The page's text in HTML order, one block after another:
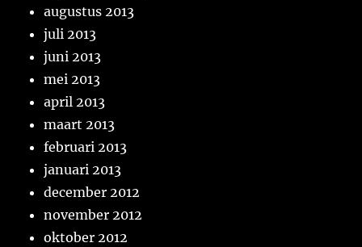
augustus 2013
juli 2013
juni 2013
mei 2013
april 2013
maart 2013
februari 2013
januari 2013
december 2012
november 2012
oktober 2012